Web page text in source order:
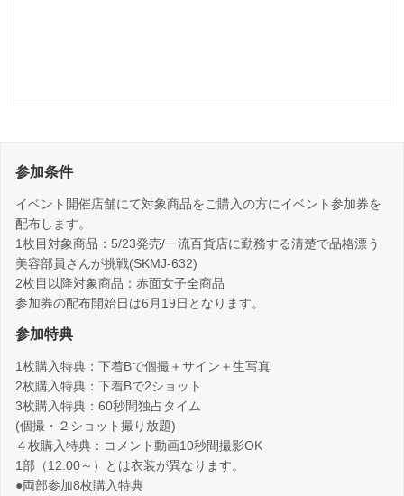
参加条件
イベント開催店舗にて対象商品をご購入の方にイベント参加券を
配布します。
1枚目対象商品：5/23発売/一流百貨店に勤務する清楚で品格漂う
美容部員さんが挑戦(SKMJ-632)
2枚目以降対象商品：赤面女子全商品
参加券の配布開始日は6月19日となります。
参加特典
1枚購入特典：下着Bで個撮＋サイン＋生写真
2枚購入特典：下着Bで2ショット
3枚購入特典：60秒間独占タイム
(個撮・２ショット撮り放題)
４枚購入特典：コメント動画10秒間撮影OK
1部（12:00～）とは衣装が異なります。
●両部参加8枚購入特典